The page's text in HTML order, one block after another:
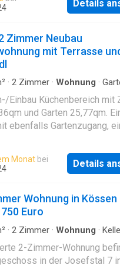
mit Badewanne, was im
bietet. Die Küche
sowie neue Holzböden.
zwei Balkone: Einer mit
der andere ist südseitig
bietet gute
das Mietangebot zwei
PKW. Die monatliche
1.400 € ALL IN inkl.
wurde vom
generelle Vorlagepflicht
gilt daher zumindest eine
als vereinbart
Details
Zimmer Neubau
mit Terrasse
· 2 Zimmer · Wohnung ·
Einbau Küchenbereich mit
und Garten 25,77qm.
ebenfalls Gartenzugang,
stelle für
Garderobenbereich und
liegt in einer ruhigen und
für Natur- als auch
ist. Die wunderschönen
und die
Nähe und bieten
Monat bei
Details
Wohnung in Kössen
Euro
· 2 Zimmer · Wohnung ·
2-Zimmer-Wohnung
in der Josefstal 7